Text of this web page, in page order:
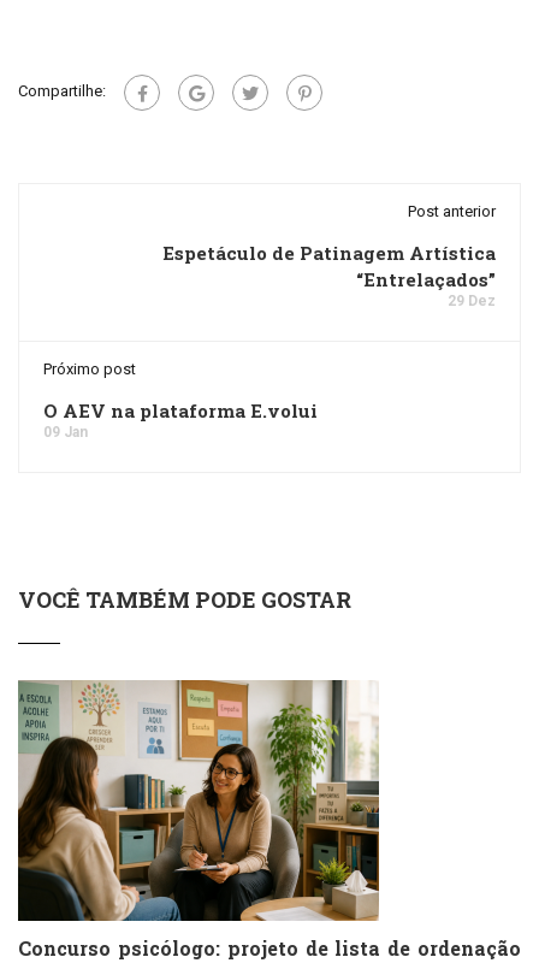
Compartilhe:
Post anterior
Espetáculo de Patinagem Artística
“Entrelaçados”
29 Dez
Próximo post
O AEV na plataforma E.volui
09 Jan
VOCÊ TAMBÉM PODE GOSTAR
Concurso psicólogo: projeto de lista de ordenação